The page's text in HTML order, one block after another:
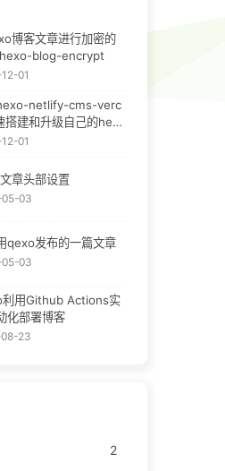
博客文章进行加密的
blog-encrypt
01
netlify-cms-verc
搭建和升级自己的hexo
01
章头部设置
03
qexo发布的一篇文章
03
利用Github Actions实
化部署博客
23
2